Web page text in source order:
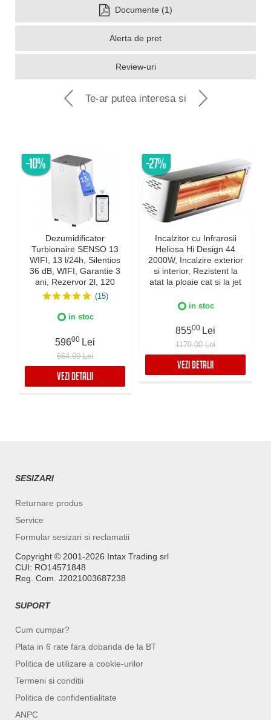
Documente (1)
Alerta de pret
Review-uri
Te-ar putea interesa si
-10%
Dezumidificator
Turbionaire SENSO 13
WIFI, 13 l/24h, Silentios
36 dB, WIFI, Garantie 3
ani, Rezervor 2l, 120
m³/h, Control digital,
Indicator luminos
umiditate, Timer, Display
(15)
in stoc
59600 Lei
664.00 Lei
VEZI DETALII
-27%
Incalzitor cu Infrarosii
Heliosa Hi Design 44
2000W, Incalzire exterior
si interior, Rezistent la
atat la ploaie cat si la jet
Culoare Alba, IPX5
in stoc
85500 Lei
1179.00 Lei
VEZI DETALII
SESIZARI
Returnare produs
Service
Formular sesizari si reclamatii
Copyright ©️ 2001-2026 Intax Trading srl
CUI: RO14571848
Reg. Com. J2021003687238
SUPORT
Cum cumpar?
Plata in 6 rate fara dobanda de la BT
Politica de utilizare a cookie-urilor
Termeni si conditii
Politica de confidentialitate
ANPC